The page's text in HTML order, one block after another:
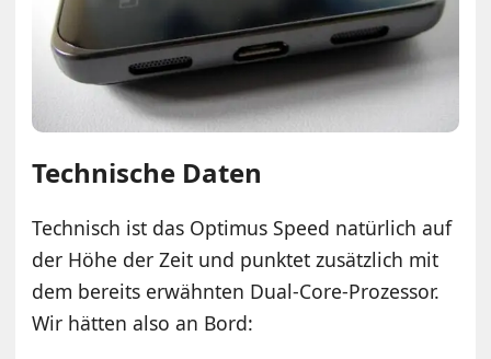
Technische Daten
Technisch ist das Optimus Speed natürlich auf
der Höhe der Zeit und punktet zusätzlich mit
dem bereits erwähnten Dual-Core-Prozessor.
Wir hätten also an Bord: